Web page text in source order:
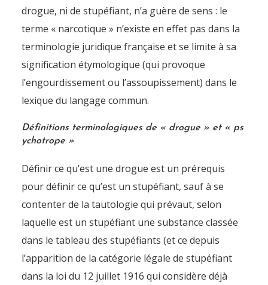
drogue, ni de stupéfiant, n’a guère de sens : le
terme « narcotique » n’existe en effet pas dans la
terminologie juridique française et se limite à sa
signification étymologique (qui provoque
l’engourdissement ou l’assoupissement) dans le
lexique du langage commun.
Définitions terminologiques de « drogue » et « ps
ychotrope »
Définir ce qu’est une drogue est un prérequis
pour définir ce qu’est un stupéfiant, sauf à se
contenter de la tautologie qui prévaut, selon
laquelle est un stupéfiant une substance classée
dans le tableau des stupéfiants (et ce depuis
l’apparition de la catégorie légale de stupéfiant
dans la loi du 12 juillet 1916 qui considère déjà